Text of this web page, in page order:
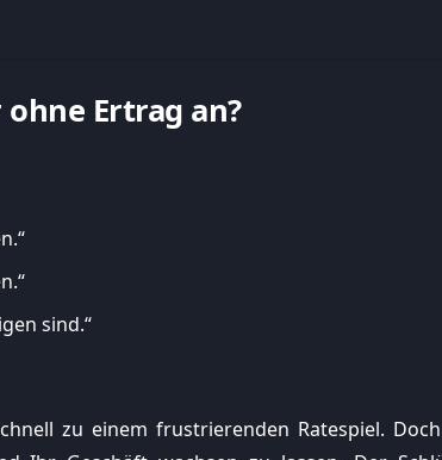
Ertrag an?
sind.“
zu einem frustrierenden Ratespiel.